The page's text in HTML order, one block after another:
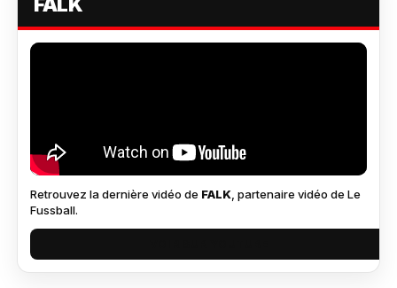
Retrouvez la dernière vidéo de FALK, partenaire vidéo de Le
Fussball.